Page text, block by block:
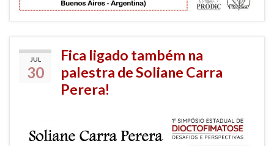
JUL
30
Fica ligado também na
palestra de Soliane Carra
Perera!